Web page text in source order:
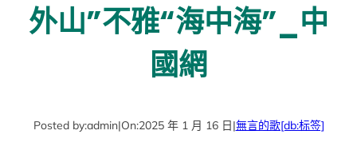
外山”不雅“海中海”_中
國網
Posted by:admin|On:2025 年 1 月 16 日|無言的歌[db:标签]